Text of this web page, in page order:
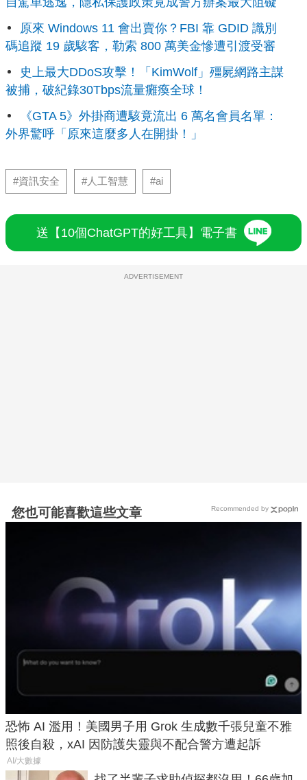
原來 Windows 11 會出賣你？FBI 靠 GDID 識別
碼追蹤 19 歲駭客，勒索 800 萬美金慘遭引渡受審
史上最大DDoS攻擊！「KimWolf」殭屍網路主謀
被捕，破紀錄30Tbps流量癱瘓全球！
《GTA 5》外掛商遭駭竟流出 6 萬名會員名單：
外界驚呼「原來這麼多人在開掛！」
#資訊安全 #人工智慧 #ai
送【10個ChatGPT的好工具】電子書
ADVERTISEMENT
您也可能喜歡這些文章
恐怖 AI 濫用！美國男子用 Grok 生成數千張兒童不雅
照後自殺，xAI 因防護失靈與不配合警方遭起訴
AI/大數據
Recommended by